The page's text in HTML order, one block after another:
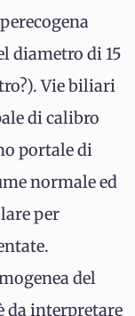
diametro di 15
Vie biliari
di calibro
portale di
normale ed
per
del
da interpretare